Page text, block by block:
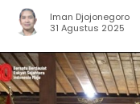
Iman Djojonegoro
31 Agustus 2025